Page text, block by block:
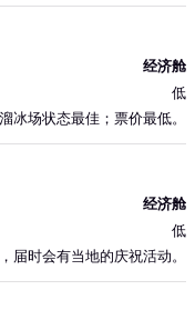
经济舱
低
冰场状态最佳；票价最低。
经济舱
低
届时会有当地的庆祝活动。